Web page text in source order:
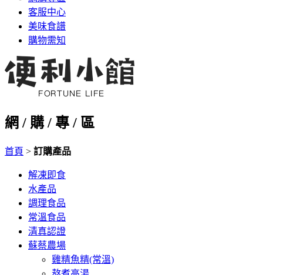
客服中心
美味食譜
購物需知
網 / 購 / 專 / 區
首頁 > 訂購產品
解凍即食
水產品
調理食品
常溫食品
清真認證
蘇蔡農場
雞精魚精(常溫)